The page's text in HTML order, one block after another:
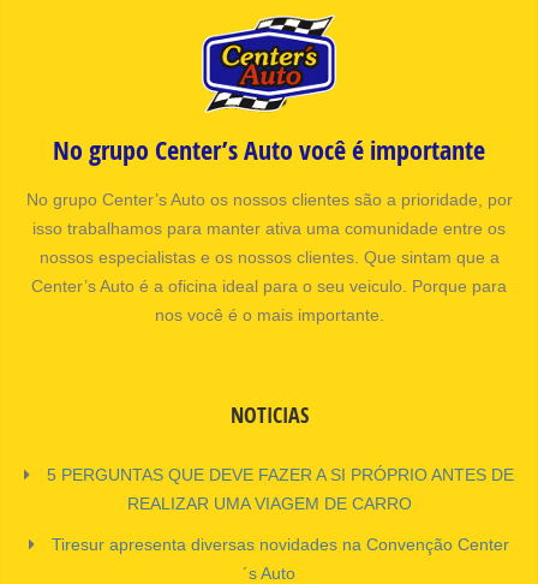
No grupo Center’s Auto você é importante
No grupo Center’s Auto os nossos clientes são a prioridade, por
isso trabalhamos para manter ativa uma comunidade entre os
nossos especialistas e os nossos clientes. Que sintam que a
Center’s Auto é a oficina ideal para o seu veiculo. Porque para
nos você é o mais importante.
NOTICIAS
5 PERGUNTAS QUE DEVE FAZER A SI PRÓPRIO ANTES DE
REALIZAR UMA VIAGEM DE CARRO
Tiresur apresenta diversas novidades na Convenção Center
´s Auto